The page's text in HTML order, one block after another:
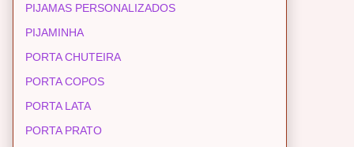
PIJAMAS PERSONALIZADOS
PIJAMINHA
PORTA CHUTEIRA
PORTA COPOS
PORTA LATA
PORTA PRATO